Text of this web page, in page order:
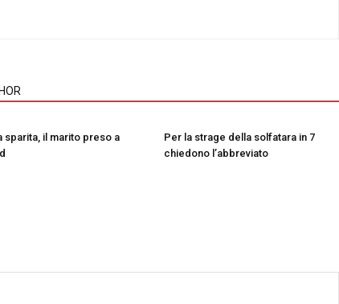
sparita, il marito preso a
Per la strage della solfatara in 7
chiedono l’abbreviato